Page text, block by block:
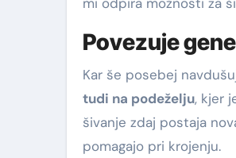
Povezuje
Kar še posebej
tudi na podeželju, kjer
šivanje zdaj postaja
pomagajo pri krojenju.